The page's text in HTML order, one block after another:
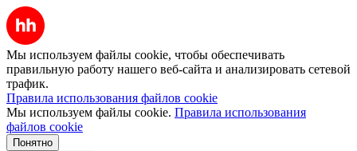
Мы используем файлы cookie, чтобы обеспечивать
правильную работу нашего веб-сайта и анализировать сетевой
трафик.
Правила использования файлов cookie
Мы используем файлы cookie. Правила использования
файлов cookie
Понятно